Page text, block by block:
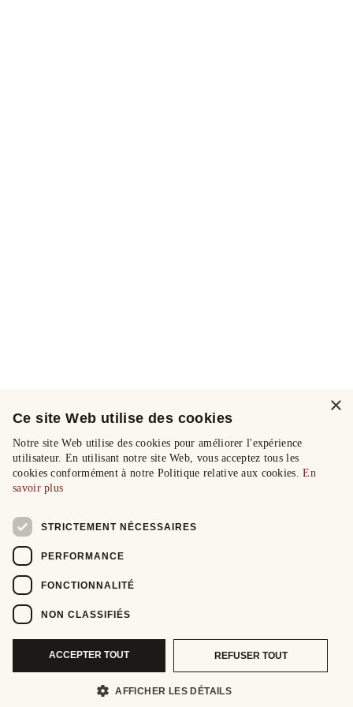
×
Ce site Web utilise des cookies
Notre site Web utilise des cookies pour améliorer l'expérience
utilisateur. En utilisant notre site Web, vous acceptez tous les
cookies conformément à notre Politique relative aux cookies.En
savoir plus
STRICTEMENT NÉCESSAIRES
PERFORMANCE
FONCTIONNALITÉ
NON CLASSIFIÉS
ACCEPTER TOUT REFUSER TOUT
AFFICHER LES DÉTAILS